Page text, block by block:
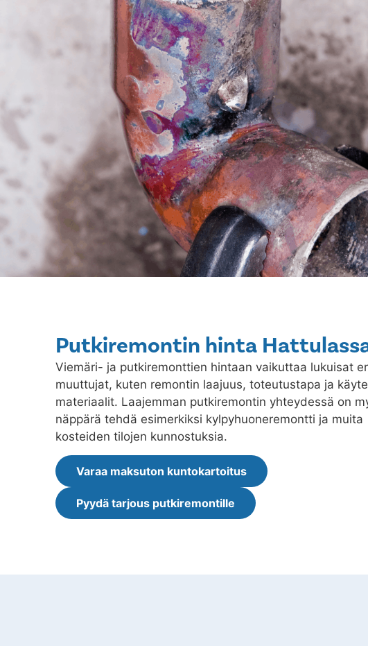
Putkiremontin hinta
Viemäri- ja putkiremonttien hintaan vaikuttaa lukuisat
muuttujat, kuten remontin laajuus, toteutustapa ja
materiaalit. Laajemman putkiremontin yhteydessä on
näppärä tehdä esimerkiksi kylpyhuoneremontti ja muita
kosteiden tilojen kunnostuksia.
Varaa maksuton kuntokartoitus
Pyydä tarjous putkiremontille